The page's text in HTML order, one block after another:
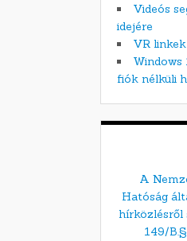
Videós
idejére
VR linkek
fiók nélküli
A
Hatóság
hírközlésről
149/